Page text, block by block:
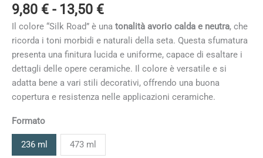
9,80 € - 13,50 €Fascia
di
prezzo:
da
9,80 €
a
13,50 €
Il colore “Silk Road” è una tonalità avorio calda e neutra, che
ricorda i toni morbidi e naturali della seta. Questa sfumatura
presenta una finitura lucida e uniforme, capace di esaltare i
dettagli delle opere ceramiche. Il colore è versatile e si
adatta bene a vari stili decorativi, offrendo una buona
copertura e resistenza nelle applicazioni ceramiche.
Formato
236 ml 473 ml